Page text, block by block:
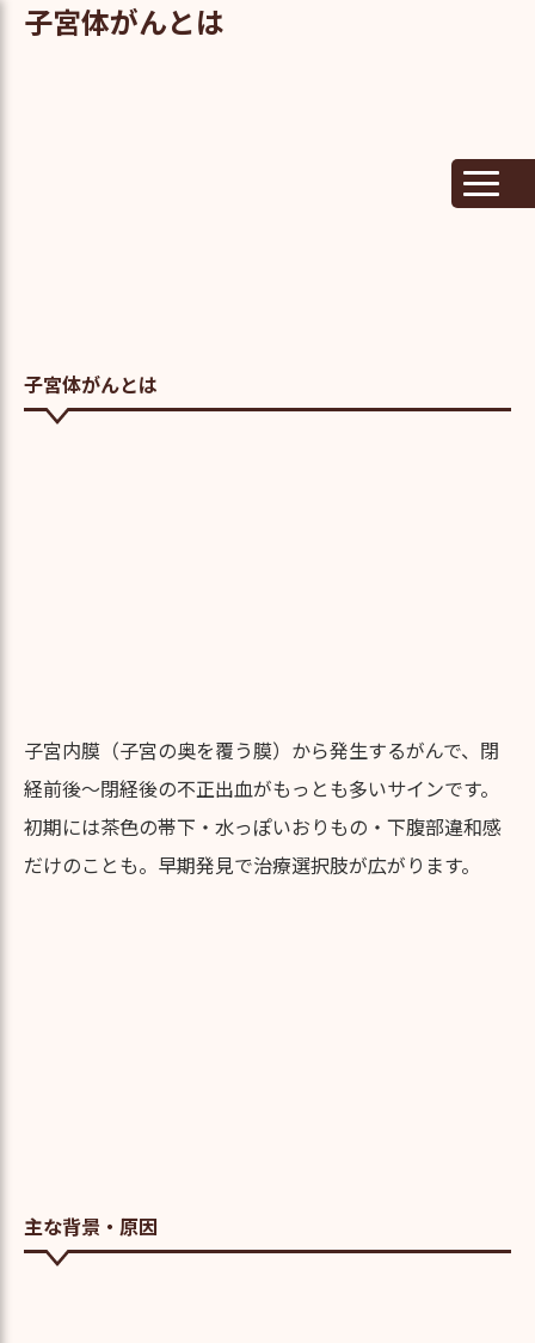
子宮体がんとは
子宮体がんとは
子宮内膜（子宮の奥を覆う膜）から発生するがんで、閉
経前後〜閉経後の不正出血がもっとも多いサインです。
初期には茶色の帯下・水っぽいおりもの・下腹部違和感
だけのことも。早期発見で治療選択肢が広がります。
主な背景・原因